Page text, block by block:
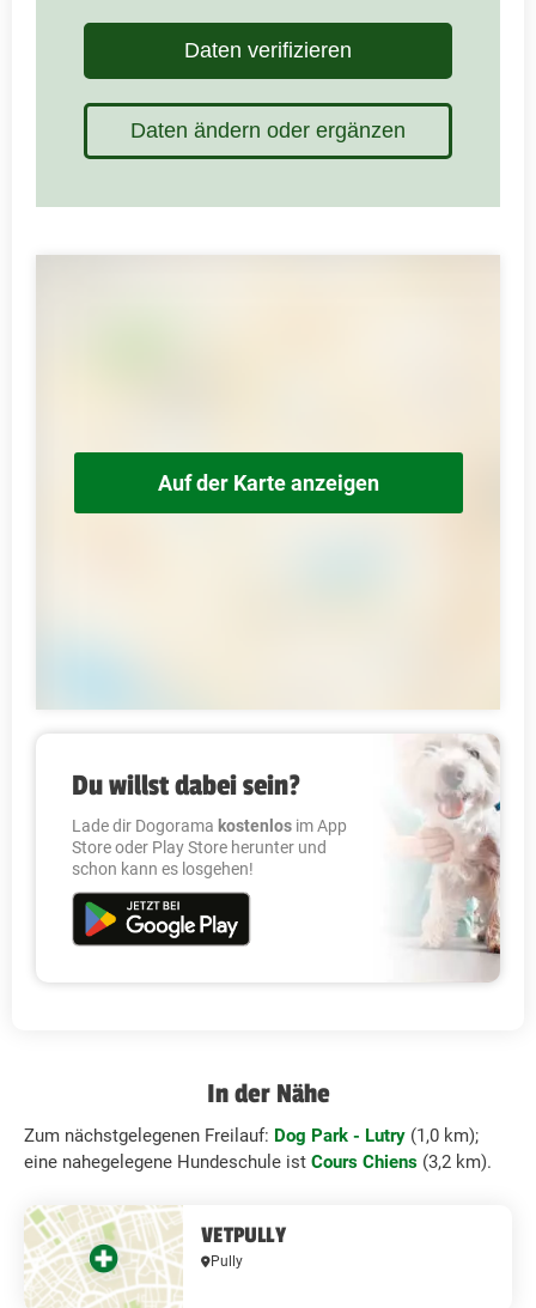
Daten verifizieren
Daten ändern oder ergänzen
Auf der Karte anzeigen
Du willst dabei sein?
Lade dir Dogorama kostenlos im App
Store oder Play Store herunter und
schon kann es losgehen!
In der Nähe
Zum nächstgelegenen Freilauf: Dog Park - Lutry (1,0 km);
eine nahegelegene Hundeschule ist Cours Chiens (3,2 km).
VETPULLY
Pully